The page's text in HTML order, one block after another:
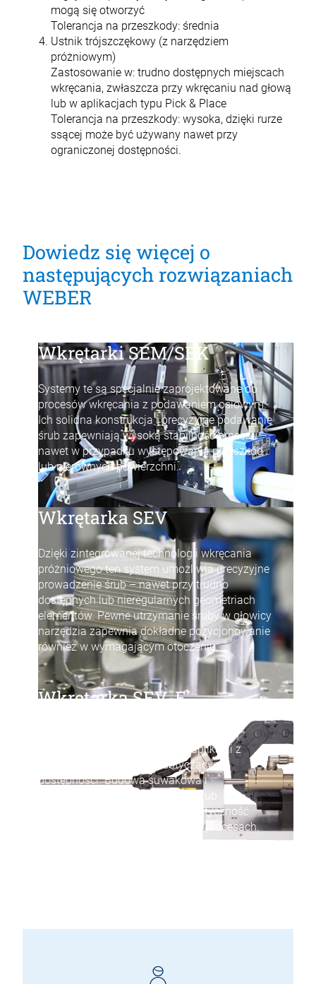
mogą się otworzyć
Tolerancja na przeszkody: średnia
Ustnik trójszczękowy (z narzędziem
próżniowym)
Zastosowanie w: trudno dostępnych miejscach
wkręcania, zwłaszcza przy wkręcaniu nad głową
lub w aplikacjach typu Pick & Place
Tolerancja na przeszkody: wysoka, dzięki rurze
ssącej może być używany nawet przy
ograniczonej dostępności.
Dowiedz się więcej o
następujących rozwiązaniach
WEBER
Wkrętarki SEM/SEK
Systemy te są specjalnie zaprojektowane do
procesów wkręcania z podawaniem osiowym.
Ich solidna konstrukcja i precyzyjne podawanie
śrub zapewniają wysoką stabilność procesu –
nawet w przypadku występowania przeszkód
lub nierównych powierzchni.
Wkrętarka SEV
Dzięki zintegrowanej technologii wkręcania
próżniowego ten system umożliwia precyzyjne
prowadzenie śrub – nawet przy trudno
dostępnych lub nieregularnych geometriach
elementów. Pewne utrzymanie śruby w głowicy
narzędzia zapewnia dokładne pozycjonowanie
również w wymagającym otoczeniu.
Wkrętarka SEV-E
zaprojektowane specjalnie dla aplikacji z
wysokimi wymaganiami dotyczącymi
dostępności. Budowa suwakowa i
zoptymalizowane prowadzenie śrub
umożliwiają jeszcze większą elastyczność
integracji w zautomatyzowanych procesach.